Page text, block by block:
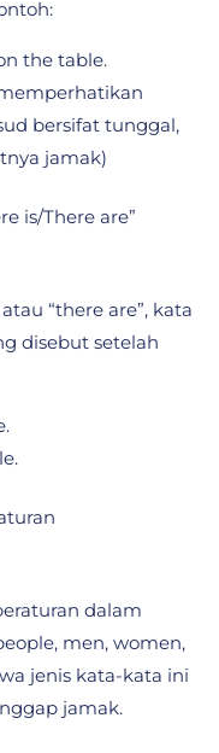
the table.
bersifat tunggal,
jamak)
is/There are”
“there are”, kata
disebut setelah
dalam
men, women,
jenis kata-kata ini
jamak.